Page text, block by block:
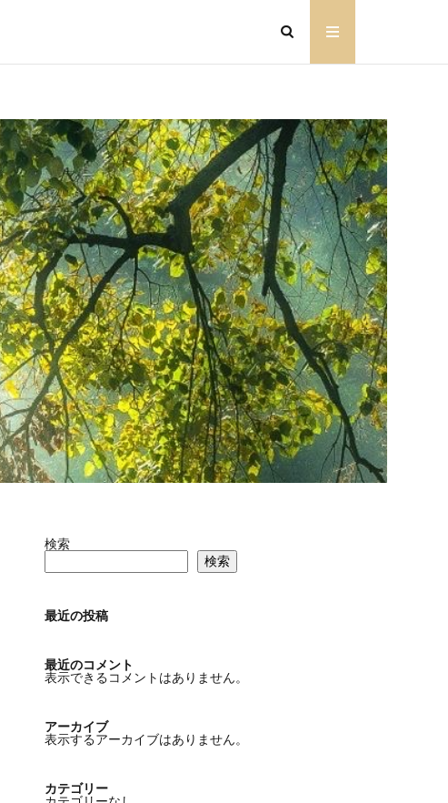
検索
検索
最近の投稿
最近のコメント
表示できるコメントはありません。
アーカイブ
表示するアーカイブはありません。
カテゴリー